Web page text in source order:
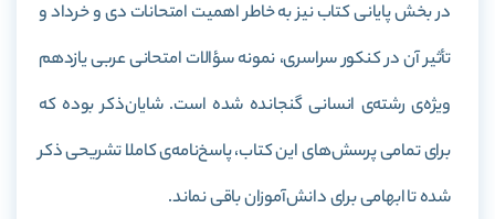
در بخش پایانی کتاب نیز به خاطر اهمیت امتحانات دی و خرداد و
تأثیر آن در کنکور سراسری، نمونه سؤالات امتحانی عربی یازدهم
ویژه‌ی رشته‌ی انسانی گنجانده شده است. شایان‌ذکر بوده که
برای تمامی پرسش‌های این کتاب، پاسخ‌نامه‌ی کاملا تشریحی ذکر
شده تا ابهامی برای دانش‌آموزان باقی نماند.